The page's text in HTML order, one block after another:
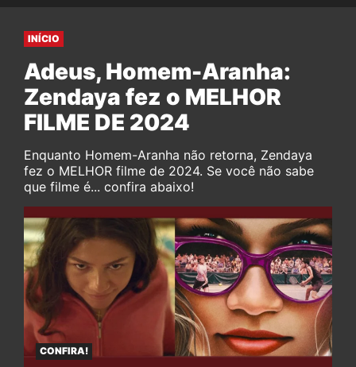
INÍCIO
Adeus, Homem-Aranha:
Zendaya fez o MELHOR
FILME DE 2024
Enquanto Homem-Aranha não retorna, Zendaya
fez o MELHOR filme de 2024. Se você não sabe
que filme é... confira abaixo!
CONFIRA!